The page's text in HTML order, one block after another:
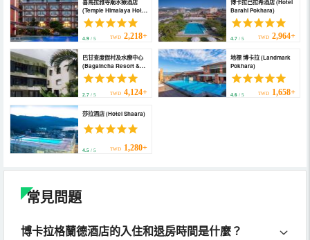
喜馬拉雅寺廟水療酒店
(Temple Himalaya Hotel
and Spa)
4.9 / 5 TWD 2,218+
博卡拉巴拉希酒店 (Hotel
Barahi Pokhara)
4.7/ 5 TWD 2,964+
巴甘查度假村及水療中心
(Bagaincha Resort &
Spa)
2.7 / 5 TWD 4,124+
地標 博卡拉 (Landmark
Pokhara)
4.6/ 5 TWD 1,658+
莎拉酒店 (Hotel Shaara)
4.5 / 5 TWD 1,280+
常見問題
博卡拉格蘭德酒店的入住和退房時間是什麼？